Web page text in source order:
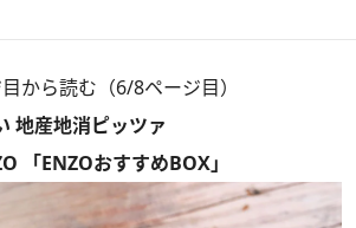
から読む（6/8ページ目）
地産地消ピッツァ
「ENZOおすすめBOX」